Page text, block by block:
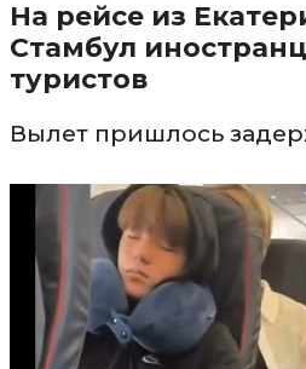
На рейсе из
Стамбул
туристов
Вылет пришлось